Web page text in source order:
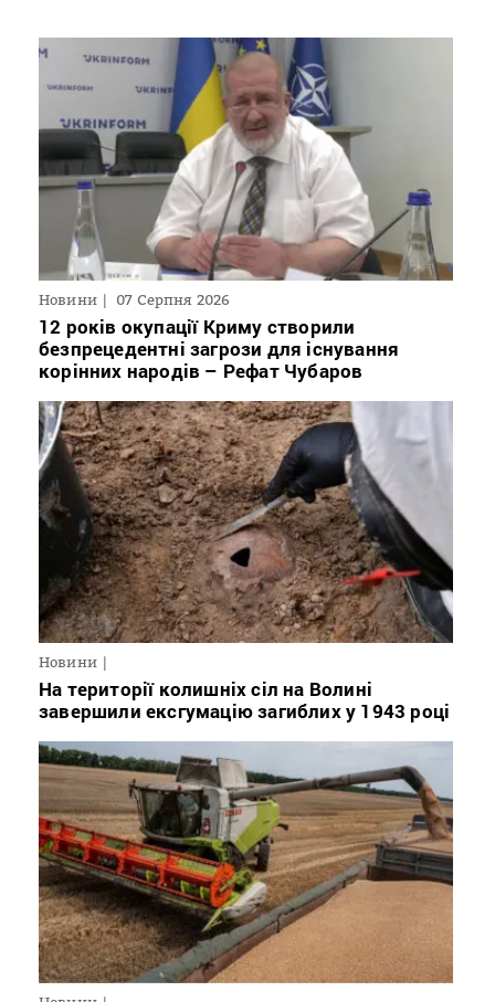
Новини 07 Серпня 2026
12 років окупації Криму створили
безпрецедентні загрози для існування
корінних народів – Рефат Чубаров
Новини
На території колишніх сіл на Волині
завершили ексгумацію загиблих у 1943 році